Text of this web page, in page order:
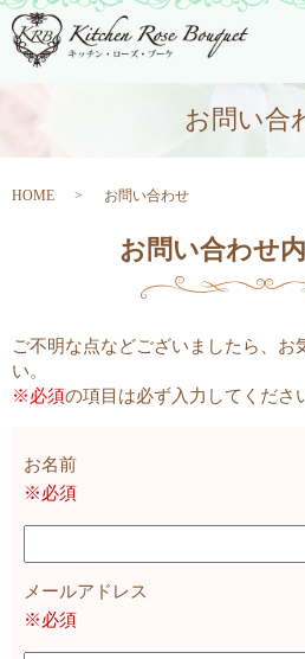
お問い合
HOME お問い合わせ
お問い合わせ
ご不明な点などございましたら、お
い。
※必須の項目は必ず入力してくださ
お名前
※必須
メールアドレス
※必須